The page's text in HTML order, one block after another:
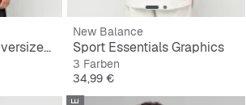
Signature Waffle Oversized T-Shirt
New Balance
Sport Essentials Graphics
3 Farben
Preis
34,99 €